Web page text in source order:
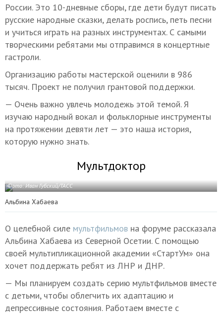
России. Это 10-дневные сборы, где дети будут писать
русские народные сказки, делать роспись, петь песни
и учиться играть на разных инструментах. С самыми
творческими ребятами мы отправимся в концертные
гастроли.
Организацию работы мастерской оценили в 986
тысяч. Проект не получил грантовой поддержки.
— Очень важно увлечь молодежь этой темой. Я
изучаю народный вокал и фольклорные инструменты
на протяжении девяти лет — это наша история,
которую нужно знать.
Мультдоктор
Фото: Иван Губский/ТАСС
Альбина Хабаева
О целебной силе мультфильмов на форуме рассказала
Альбина Хабаева из Северной Осетии. С помощью
своей мультипликационной академии «СтартУм» она
хочет поддержать ребят из ЛНР и ДНР.
— Мы планируем создать серию мультфильмов вместе
с детьми, чтобы облегчить их адаптацию и
депрессивные состояния. Работаем вместе с